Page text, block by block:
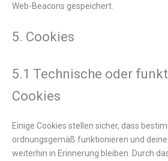
Web-Beacons gespeichert.
5. Cookies
5.1 Technische oder
Cookies
Einige Cookies stellen sicher, dass
ordnungsgemäß funktionieren und
weiterhin in Erinnerung bleiben. Durch